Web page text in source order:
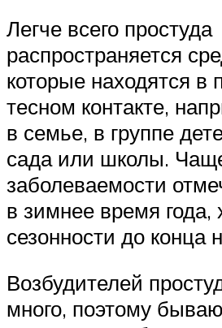
Легче всего простуда
распространяется
которые находятся в
тесном контакте,
в семье, в группе
сада или школы.
заболеваемости
в зимнее время года,
сезонности до конца
Возбудителей
много, поэтому